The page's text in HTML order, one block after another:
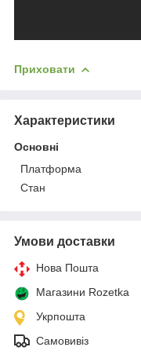
Приховати
Характеристики
Основні
Платформа
Стан
Умови доставки
Нова Пошта
Магазини Rozetka
Укрпошта
Самовивіз